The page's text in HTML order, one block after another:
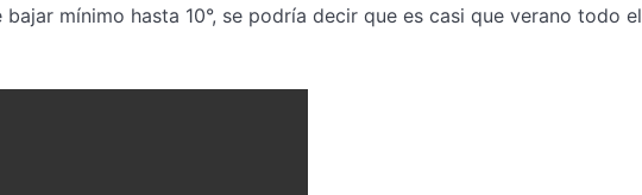
mínimo hasta 10°, se podría decir que es casi que verano todo el